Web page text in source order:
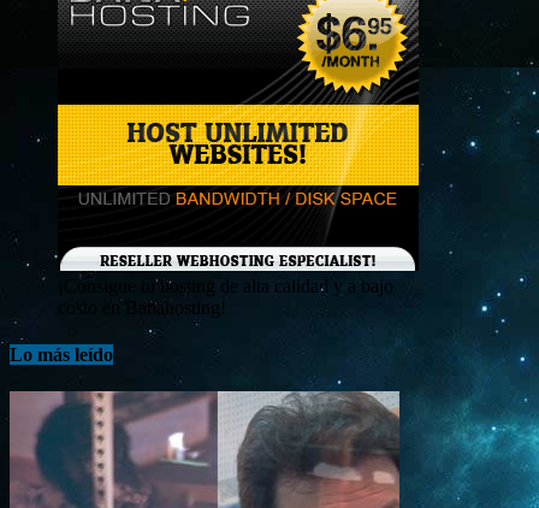
¡Consigue tu hosting de alta calidad y a bajo
costo en Banahosting!
Lo más leído